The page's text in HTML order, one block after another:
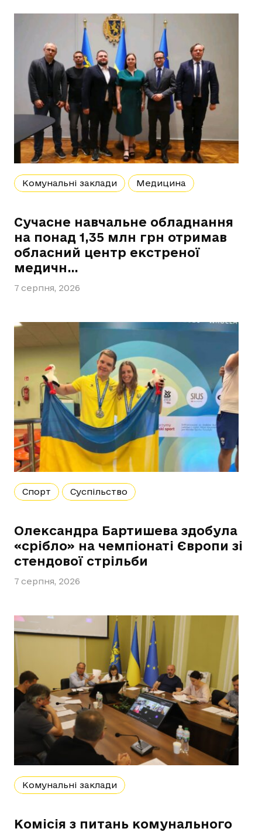
Комунальні заклади Медицина
Сучасне навчальне обладнання
на понад 1,35 млн грн отримав
обласний центр екстреної
медичн…
7 серпня, 2026
Спорт Суспільство
Олександра Бартишева здобула
«срібло» на чемпіонаті Європи зі
стендової стрільби
7 серпня, 2026
Комунальні заклади
Комісія з питань комунального